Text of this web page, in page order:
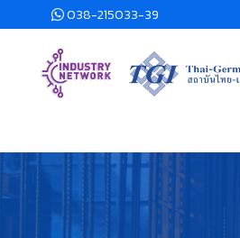
038-215033-39